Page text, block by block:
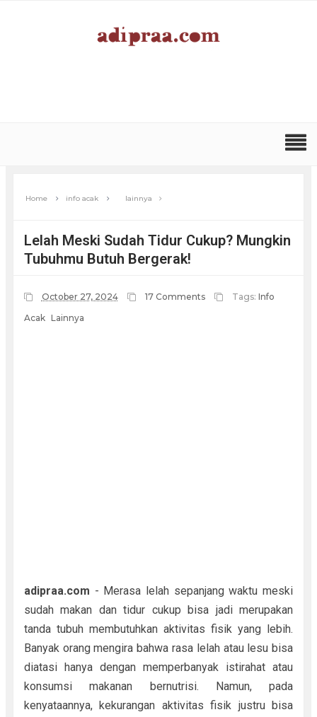
Home info acak lainnya
Lelah Meski Sudah Tidur Cukup? Mungkin
Tubuhmu Butuh Bergerak!
October 27, 2024 17 Comments Tags: Info
Acak Lainnya
adipraa.com - Merasa lelah sepanjang waktu meski
sudah makan dan tidur cukup bisa jadi merupakan
tanda tubuh membutuhkan aktivitas fisik yang lebih.
Banyak orang mengira bahwa rasa lelah atau lesu bisa
diatasi hanya dengan memperbanyak istirahat atau
konsumsi makanan bernutrisi. Namun, pada
kenyataannya, kekurangan aktivitas fisik justru bisa